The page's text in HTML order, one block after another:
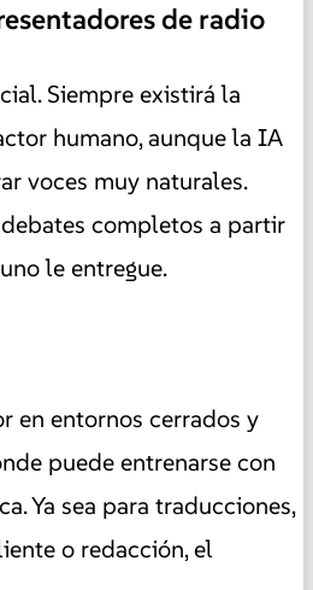
de radio
Siempre existirá la
humano, aunque la IA
voces muy naturales.
completos a partir
le entregue.
en entornos cerrados y
puede entrenarse con
Ya sea para traducciones,
o redacción, el